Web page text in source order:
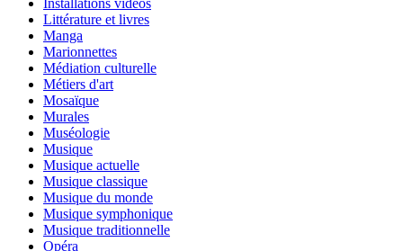
Installations vidéos
Littérature et livres
Manga
Marionnettes
Médiation culturelle
Métiers d'art
Mosaïque
Murales
Muséologie
Musique
Musique actuelle
Musique classique
Musique du monde
Musique symphonique
Musique traditionnelle
Opéra